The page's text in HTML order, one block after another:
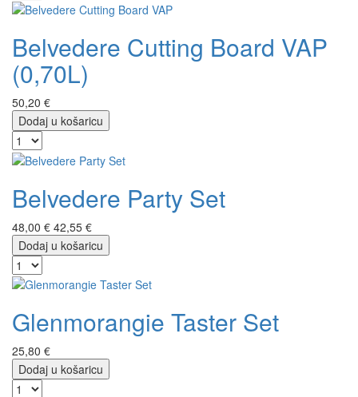
Belvedere Cutting Board VAP
(0,70L)
50,20 €
Dodaj u košaricu
Belvedere Party Set
48,00 € 42,55 €
Dodaj u košaricu
Glenmorangie Taster Set
25,80 €
Dodaj u košaricu